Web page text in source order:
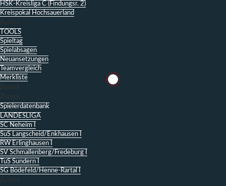
HSK-Kreisliga C (Findungsr. 2)
Kreispokal Hochsauerland
Zurück
TOOLS
Spieltag
Spielabsagen
Neuansetzungen
Teamvergleich
Merkliste
Zurück
Zurück
Spielerdatenbank
LANDESLIGA
SC Neheim I
SuS Langscheid/Enkhausen I
RW Erlinghausen I
SV Schmallenberg/Fredeburg I
TuS Sundern I
SG Bödefeld/Henne-Rartal I
Zurück